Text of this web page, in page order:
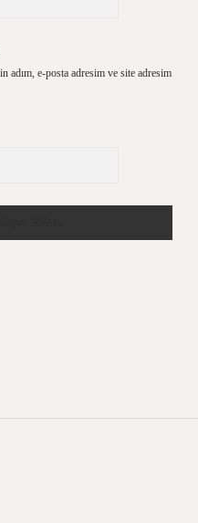
adım, e-posta adresim ve site adresim